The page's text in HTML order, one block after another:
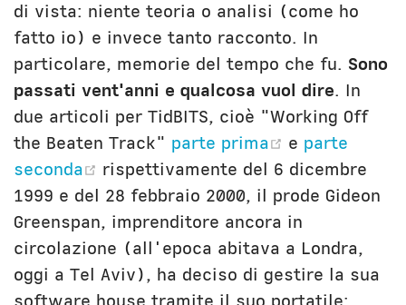
di vista: niente teoria o analisi (come ho
fatto io) e invece tanto racconto. In
particolare, memorie del tempo che fu. Sono
passati vent'anni e qualcosa vuol dire. In
due articoli per TidBITS, cioè "Working Off
the Beaten Track" parte prima (opens new
e parte
seconda
(opens new window)
rispettivamente del 6 dicembre
1999 e del 28 febbraio 2000, il prode Gideon
Greenspan, imprenditore ancora in
circolazione (all'epoca abitava a Londra,
oggi a Tel Aviv), ha deciso di gestire la sua